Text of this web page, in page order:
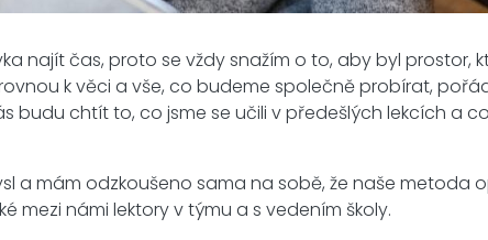
najít čas, proto se vždy snažím o to, aby byl
k věci a vše, co budeme společně probírat,
chtít to, co jsme se učili v předešlých lekcích a
a mám odzkoušeno sama na sobě, že naše
mezi námi lektory v týmu a s vedením školy.